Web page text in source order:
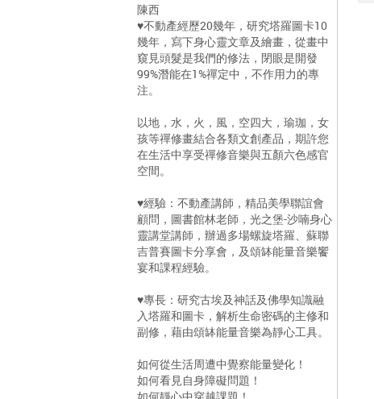
陳西
♥不動產經歷20幾年，研究塔羅圖卡10
幾年，寫下身心靈文章及繪畫，從畫中
窺見頭髮是我們的修法，閉眼是開發
99%潛能在1%禪定中，不作用力的專
注。
以地，水，火，風，空四大，瑜珈，女
孩等禪修畫結合各類文創產品，期許您
在生活中享受禪修音樂與五顏六色感官
空間。
♥經驗：不動產講師，精品美學聯誼會
顧問，圖書館林老師，光之堡-沙喃身心
靈講堂講師，辦過多場螺旋塔羅、蘇聯
吉普賽圖卡分享會，及頌缽能量音樂饗
宴和課程經驗。
♥專長：研究古埃及神話及佛學知識融
入塔羅和圖卡，解析生命密碼的主修和
副修，藉由頌缽能量音樂為靜心工具。
如何從生活周遭中覺察能量變化！
如何看見自身障礙問題！